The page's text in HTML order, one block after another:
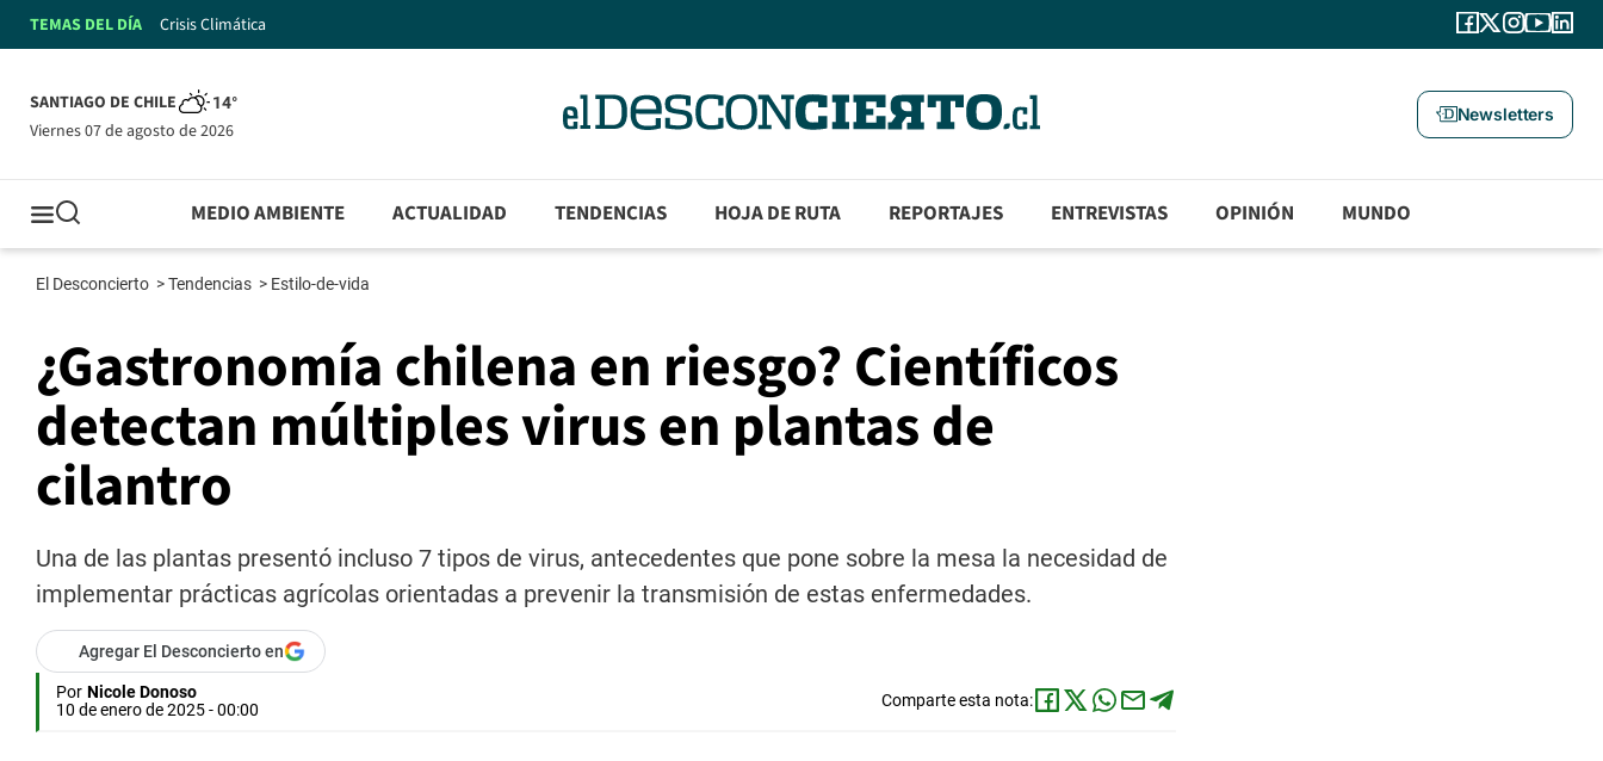
TEMAS DEL DÍA Crisis Climática
SANTIAGO DE CHILE 14°
viernes 07 de agosto de 2026
Newsletters
MEDIO AMBIENTE ACTUALIDAD TENDENCIAS HOJA DE RUTA REPORTAJES ENTREVISTAS OPINIÓN MUNDO
El Desconcierto >Tendencias > Estilo-de-vida
¿Gastronomía chilena en riesgo? Científicos
detectan múltiples virus en plantas de
cilantro
Una de las plantas presentó incluso 7 tipos de virus, antecedentes que pone sobre la mesa la necesidad de
implementar prácticas agrícolas orientadas a prevenir la transmisión de estas enfermedades.
Agregar El Desconcierto en
Por Nicole Donoso
10 de enero de 2025 - 00:00
Comparte esta nota: